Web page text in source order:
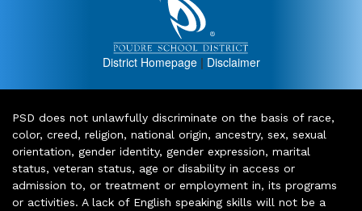
District Homepage| Disclaimer
PSD does not unlawfully discriminate on the basis of race,
color, creed, religion, national origin, ancestry, sex, sexual
orientation, gender identity, gender expression, marital
status, veteran status, age or disability in access or
admission to, or treatment or employment in, its programs
or activities. A lack of English speaking skills will not be a